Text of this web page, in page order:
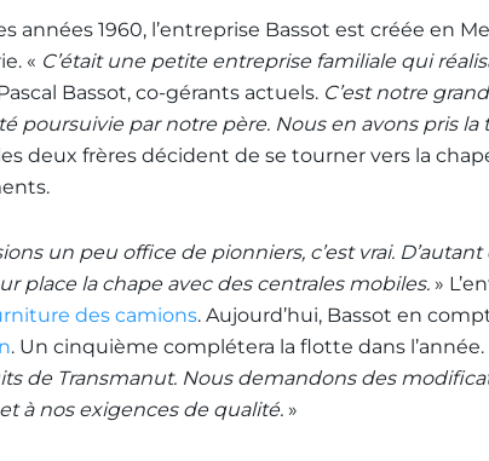
années 1960, l’entreprise Bassot est créée en
« C’était une petite entreprise familiale qui
Bassot, co-gérants actuels. C’est notre
poursuivie par notre père. Nous en avons pris la
deux frères décident de se tourner vers la
un peu office de pionniers, c’est vrai.
place la chape avec des centrales mobiles. »
des camions. Aujourd’hui, Bassot en
. Un cinquième complétera la flotte dans l’année.
de Transmanut. Nous demandons des
à nos exigences de qualité. »